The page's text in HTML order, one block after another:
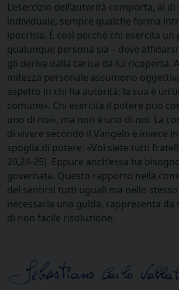
L’esercizio dell’autorità comporta, al
individuale, sempre qualche forma
ipocrisia. È così perché chi esercita un
qualunque persona sia – deve
gli deriva dalla carica da lui ricoperta.
mitezza personale assumono
aspetto in chi ha autorità: la sua è
comune». Chi esercita il potere può
uno di noi», ma non è uno di noi. La
di vivere secondo il Vangelo è invece
spoglia di potere: «Voi siete tutti
20,24-25). Eppure anch’essa ha
governata. Questo rapporto nella
del sentirsi tutti uguali ma nello
necessaria una guida, rappresenta
di non facile risoluzione.